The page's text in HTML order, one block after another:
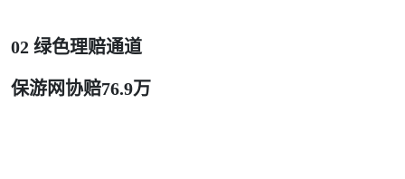
02 绿色理赔通道
保游网协赔76.9万